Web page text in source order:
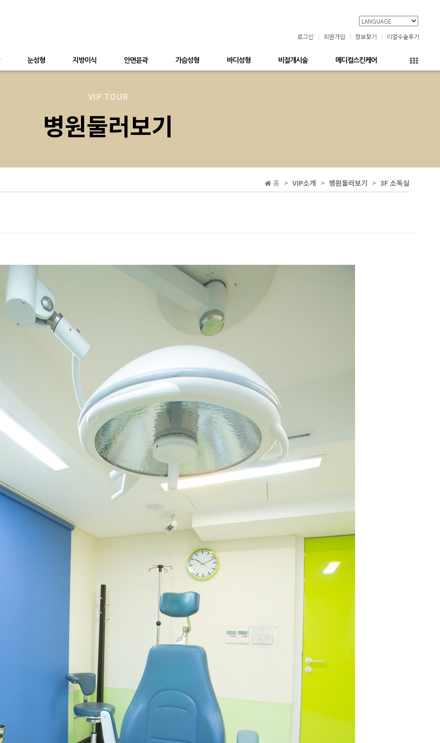
로그인 회원가입 정보찾기 리얼수술후기
눈성형 지방이식 안면윤곽 가슴성형 바디성형 비절개시술 메디컬스킨케어
VIP TOUR
병원둘러보기
홈 VIP소개 병원둘러보기 3F 소독실